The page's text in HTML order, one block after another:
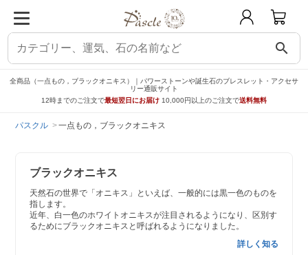
search
全商品（一点もの，ブラックオニキス）｜パワーストーンや誕生石のブレスレット・アクセサ
リー通販サイト
12時までのご注文で最短翌日にお届け 10,000円以上のご注文で送料無料
パスクル 一点もの，ブラックオニキス
ブラックオニキス
天然石の世界で「オニキス」といえば、一般的には黒一色のものを
指します。
近年、白一色のホワイトオニキスが注目されるようになり、区別す
るためにブラックオニキスと呼ばれるようになりました。
詳しく知る